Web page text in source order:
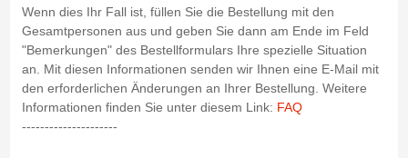
Wenn dies Ihr Fall ist, füllen Sie die Bestellung mit den
Gesamtpersonen aus und geben Sie dann am Ende im Feld
"Bemerkungen" des Bestellformulars Ihre spezielle Situation
an. Mit diesen Informationen senden wir Ihnen eine E-Mail mit
den erforderlichen Änderungen an Ihrer Bestellung. Weitere
Informationen finden Sie unter diesem Link: FAQ
---------------------